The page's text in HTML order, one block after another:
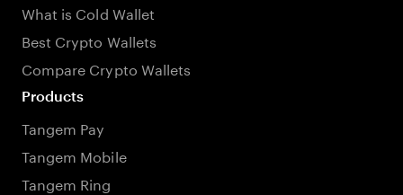
What is Cold Wallet
Best Crypto Wallets
Compare Crypto Wallets
Products
Tangem Pay
Tangem Mobile
Tangem Ring